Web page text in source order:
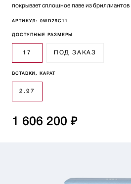
покрывает сплошное паве из бриллиантов
АРТИКУЛ: 0WD29C11
ДОСТУПНЫЕ РАЗМЕРЫ
17 ПОД ЗАКАЗ
ВСТАВКИ, КАРАТ
2.97
1 606 200 ₽